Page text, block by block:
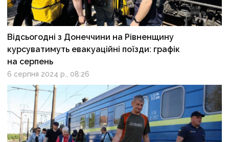
Відсьогодні з Донеччини на Рівненщину
курсуватимуть евакуаційні поїзди: графік
на серпень
6 серпня 2024 р., 08:26